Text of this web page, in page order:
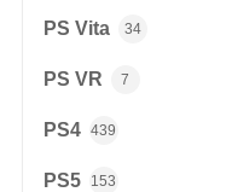
PS Vita 34
PS VR 7
PS4 439
PS5 153